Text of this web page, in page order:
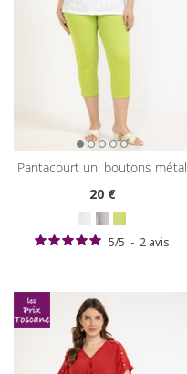
pantacourt uni boutons métal
20€
5/5 - 2 avis